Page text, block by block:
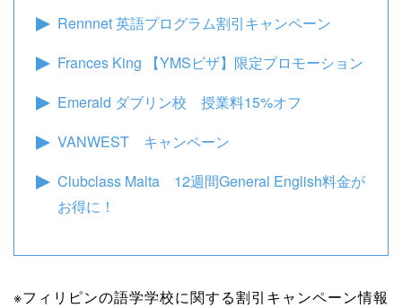
Rennnet 英語プログラム割引キャンペーン
Frances King 【YMSビザ】限定プロモーション
Emerald ダブリン校 授業料15%オフ
VANWEST キャンペーン
Clubclass Malta 12週間General English料金が
お得に！
※フィリピンの語学学校に関する割引キャンペーン情報